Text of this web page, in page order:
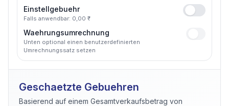
Einstellgebuehr
Falls anwendbar: 0,00 ₹
Waehrungsumrechnung
Unten optional einen benutzerdefinierten
Umrechnungssatz setzen
Geschaetzte Gebuehren
Basierend auf einem Gesamtverkaufsbetrag von